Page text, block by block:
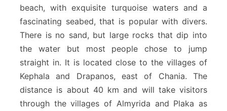
i
a
l
o
beach, with exquisite turquoise waters and a
fascinating seabed, that is popular with divers.
There is no sand, but large rocks that dip into
the water but most people chose to jump
straight in. It is located close to the villages of
Kephala and Drapanos, east of Chania. The
distance is about 40 km and will take visitors
through the villages of Almyrida and Plaka as